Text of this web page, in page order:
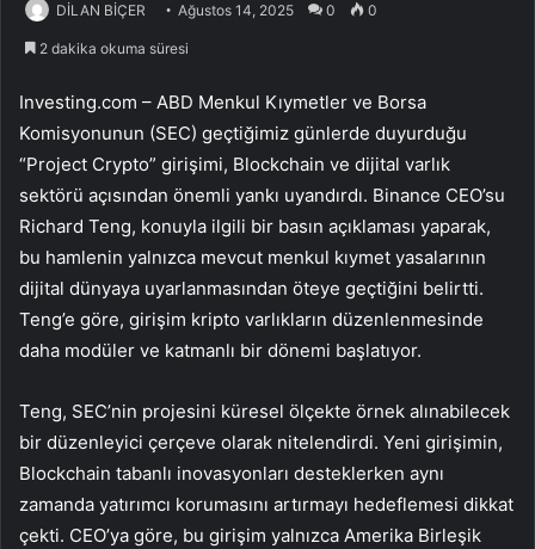
DİLAN BİÇER Ağustos 14, 2025 0 0
2 dakika okuma süresi
Investing.com – ABD Menkul Kıymetler ve Borsa
Komisyonunun (SEC) geçtiğimiz günlerde duyurduğu
“Project Crypto” girişimi, Blockchain ve dijital varlık
sektörü açısından önemli yankı uyandırdı. Binance CEO’su
Richard Teng, konuyla ilgili bir basın açıklaması yaparak,
bu hamlenin yalnızca mevcut menkul kıymet yasalarının
dijital dünyaya uyarlanmasından öteye geçtiğini belirtti.
Teng’e göre, girişim kripto varlıkların düzenlenmesinde
daha modüler ve katmanlı bir dönemi başlatıyor.
Teng, SEC’nin projesini küresel ölçekte örnek alınabilecek
bir düzenleyici çerçeve olarak nitelendirdi. Yeni girişimin,
Blockchain tabanlı inovasyonları desteklerken aynı
zamanda yatırımcı korumasını artırmayı hedeflemesi dikkat
çekti. CEO’ya göre, bu girişim yalnızca Amerika Birleşik